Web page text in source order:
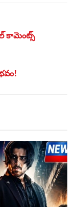
కామెంట్స్